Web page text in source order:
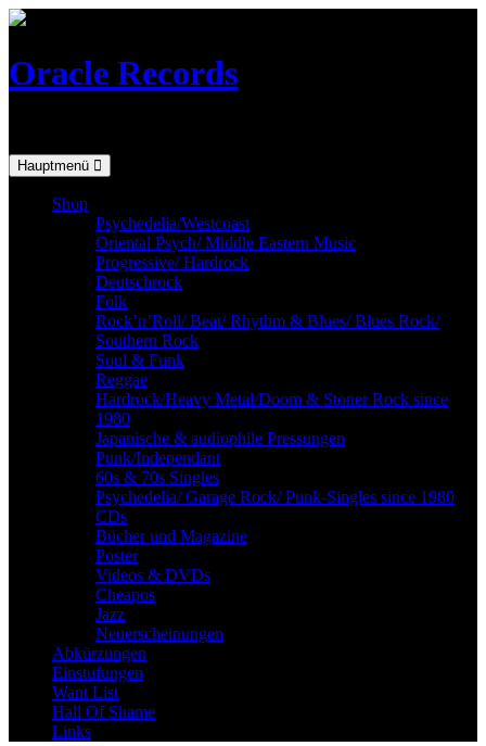
Skip
Oracle Records
Hauptmenü
Shop
Psychedelia/Westcoast
Oriental Psych/ Middle Eastern Music
Progressive/ Hardrock
Deutschrock
Folk
Rock’n’Roll/ Beat/ Rhythm & Blues/ Blues Rock/
Southern Rock
Soul & Funk
Reggae
Hardrock/Heavy Metal/Doom & Stoner Rock since
1980
Japanische & audiophile Pressungen
Punk/Independant
60s & 70s Singles
Psychedelia/ Garage Rock/ Punk-Singles since 1980
CDs
Bücher und Magazine
Poster
Videos & DVDs
Cheapos
Jazz
Neuerscheinungen
Abkürzungen
Einstufungen
Want List
Hall Of Shame
Links